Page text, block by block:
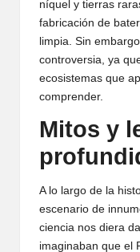
níquel y tierras
fabricación de
limpia. Sin
controversia, ya
ecosistemas que
comprender.
Mitos y
A lo largo de la
escenario de
ciencia nos diera
imaginaban que el